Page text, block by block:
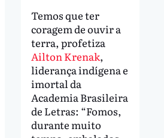
Temos que ter
coragem de ouvir a
terra, profetiza
Ailton Krenak,
liderança indígena e
imortal da
Academia Brasileira
de Letras: “Fomos,
durante muito